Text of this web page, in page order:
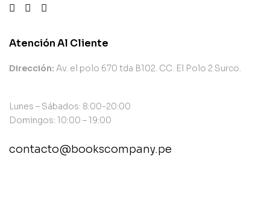
Atención Al Cliente
Dirección: Av. el polo 670 tda B102. CC. El Polo 2 Surco.
Lunes – Sábados: 8:00-20:00
Domingos: 10:00 – 19:00
contacto@bookscompany.pe